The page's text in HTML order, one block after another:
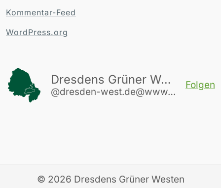
Kommentar-Feed
WordPress.org
Dresdens Grüner Westen
@dresden-west.de@www.dresden-west.de
Folgen
© 2026 Dresdens Grüner Westen